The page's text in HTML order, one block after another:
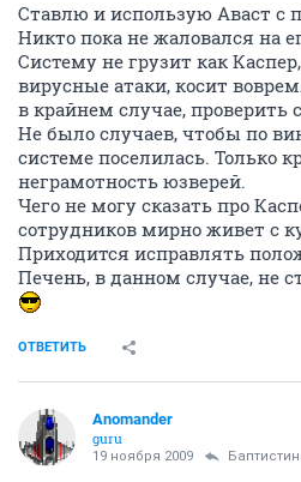
Ставлю и использую Аваст с
Никто пока не жаловался на
Систему не грузит как
вирусные атаки, косит
в крайнем случае, проверить
Не было случаев, чтобы по
системе поселилась. Только
неграмотность юзверей.
Чего не могу сказать про
сотрудников мирно живет с
Приходится исправлять
Печень, в данном случае, не
ОТВЕТИТЬ
Anomander
guru
19 ноября 2009